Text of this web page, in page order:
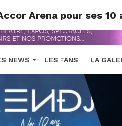
NEWS LES FANS LA
Arena pour ses 10